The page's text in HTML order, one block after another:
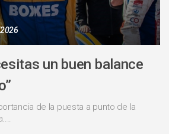
un buen balance
de la puesta a punto de la